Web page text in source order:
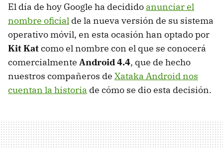
El día de hoy Google ha decidido anunciar el
nombre oficial de la nueva versión de su sistema
operativo móvil, en esta ocasión han optado por
Kit Katcomo el nombre con el que se conocerá
comercialmente Android 4.4, que de hecho
nuestros compañeros de Xataka Android nos
cuentan la historia de cómo se dio esta decisión.